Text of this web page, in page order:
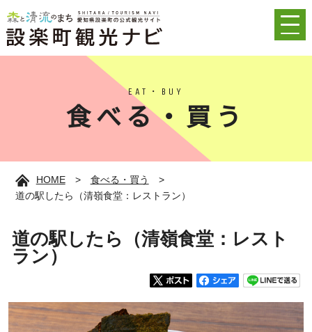
EAT・BUY
食べる・買う
HOME> 食べる・買う
>
道の駅したら（清嶺食堂：レストラン）
道の駅したら（清嶺食堂：レスト
ラン）